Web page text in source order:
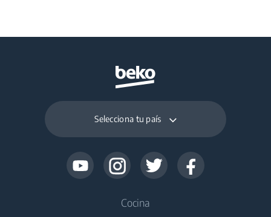
Selecciona tu país
Cocina